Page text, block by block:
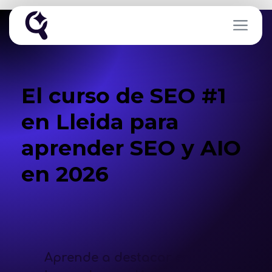
El curso de SEO #1
en Lleida para
aprender SEO y AIO
en 2026
Aprende a destacar en